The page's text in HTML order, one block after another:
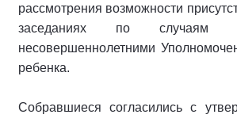
рассмотрения возможности
заседаниях по случаям
несовершеннолетними
ребенка.
Собравшиеся согласились с